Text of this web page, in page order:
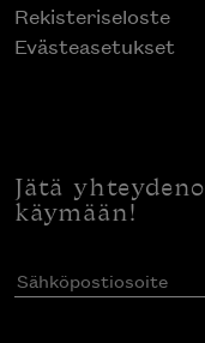
Rekisteriseloste
Evästeasetukset
Jätä
käymään!
Sähköpostiosoite